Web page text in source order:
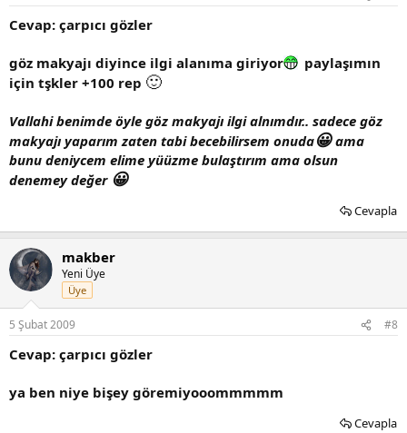
Cevap: çarpıcı gözler
göz makyajı diyince ilgi alanıma giriyor
paylaşımın
için tşkler +100 rep 🙂
Vallahi benimde öyle göz makyajı ilgi alnımdır.. sadece göz
makyajı yaparım zaten tabi becebilirsem onuda😀ama
bunu deniycem elime yüüzme bulaştırım ama olsun
denemey değer 😀
Cevapla
makber
Yeni Üye
Üye
5 Şubat 2009 #8
Cevap: çarpıcı gözler
ya ben niye bişey göremiyooommmmm
Cevapla